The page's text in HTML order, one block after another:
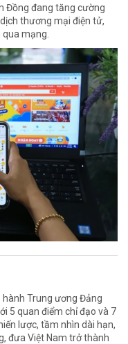
Đồng đang tăng cường
thương mại điện tử,
qua mạng.
hành Trung ương Đảng
5 quan điểm chỉ đạo và 7
lược, tầm nhìn dài hạn,
đưa Việt Nam trở thành